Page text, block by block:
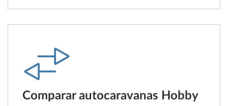
Comparar autocaravanas Hobby